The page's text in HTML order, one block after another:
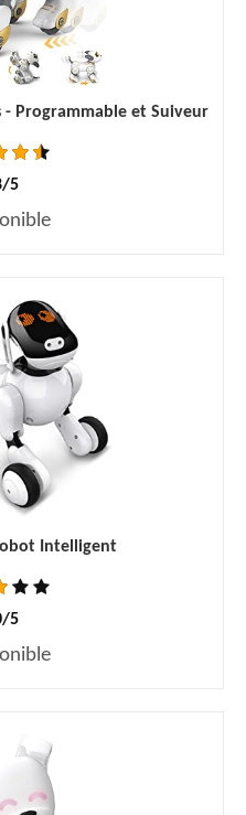
- Programmable et Suiveur
5
Intelligent
5